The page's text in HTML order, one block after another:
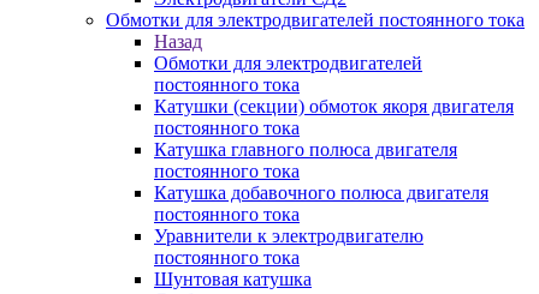
Обмотки для электродвигателей постоянного тока
Назад
Обмотки для электродвигателей
постоянного тока
Катушки (секции) обмоток якоря двигателя
постоянного тока
Катушка главного полюса двигателя
постоянного тока
Катушка добавочного полюса двигателя
постоянного тока
Уравнители к электродвигателю
постоянного тока
Шунтовая катушка